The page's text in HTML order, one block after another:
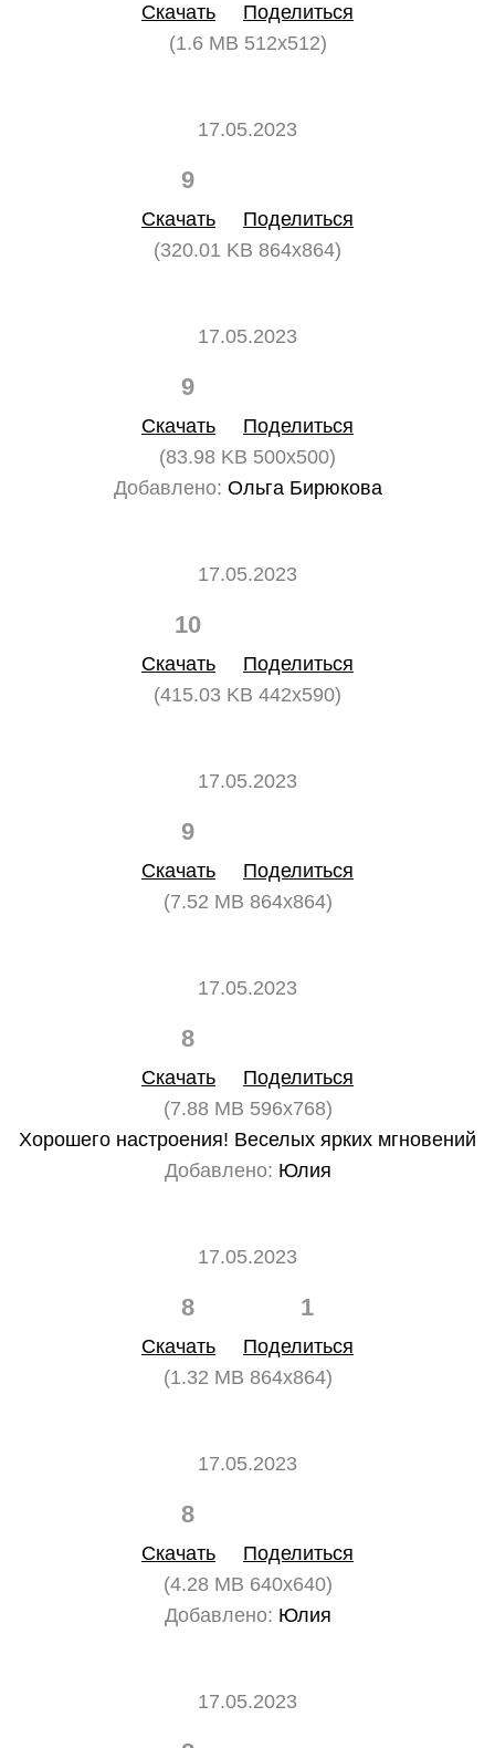
Скачать
Поделиться
(1.6 MB 512x512)
17.05.2023
9
Скачать
Поделиться
(320.01 KB 864x864)
17.05.2023
9
Скачать
Поделиться
(83.98 KB 500x500)
Добавлено: Ольга Бирюкова
17.05.2023
10
Скачать
Поделиться
(415.03 KB 442x590)
17.05.2023
9
Скачать
Поделиться
(7.52 MB 864x864)
17.05.2023
8
Скачать
Поделиться
(7.88 MB 596x768)
Хорошего настроения! Веселых ярких мгновений
Добавлено: Юлия
17.05.2023
8 1
Скачать
Поделиться
(1.32 MB 864x864)
17.05.2023
8
Скачать
Поделиться
(4.28 MB 640x640)
Добавлено: Юлия
17.05.2023